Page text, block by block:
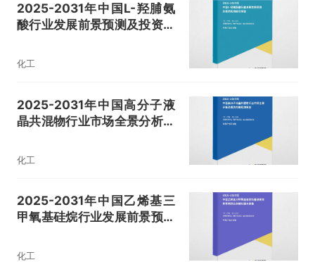
2025-2031年中国L-羟脯氨
酸行业发展前景预测及投资规
化工
2025-2031年中国高分子液
晶共混物行业市场全景分析及
化工
2025-2031年中国乙烯基三
甲氧基硅烷行业发展前景预测
化工